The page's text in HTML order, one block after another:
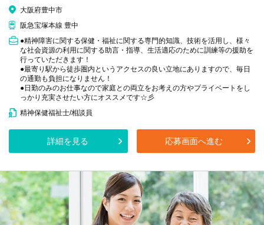
大阪府豊中市
阪急宝塚本線 豊中
●精神障害に関する保健・福祉に関する専門的知識、技術を活用し、様々
な社会資源の利用に関する助言・指導、生活適応のために訓練等の援助を
行っていただきます！
●最寄り駅から徒歩圏内というアクセスの良い立地にありますので、毎日
の通勤も負担になりません！
●日勤のみのお仕事なので家庭との両立をお考えの方やプライベートをし
っかり充実させたい方にオススメです☆彡
精神保健福祉士/相談員
詳細を見る 応募画面へ進む